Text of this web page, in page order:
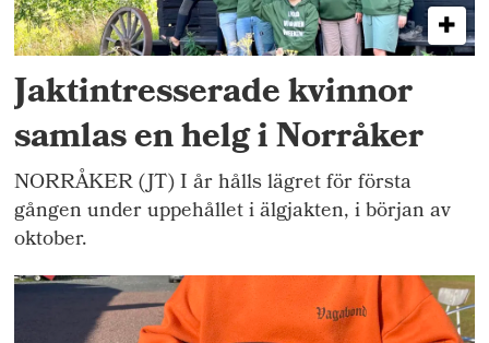
Jaktintresserade kvinnor
samlas en helg i Norråker
NORRÅKER (JT) I år hålls lägret för första
gången under uppehållet i älgjakten, i början av
oktober.